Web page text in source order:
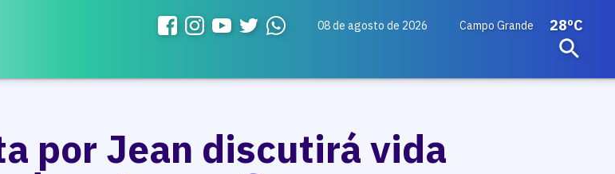
08 de agosto de 2026 Campo Grande 28ºC
por Jean discutirá vida